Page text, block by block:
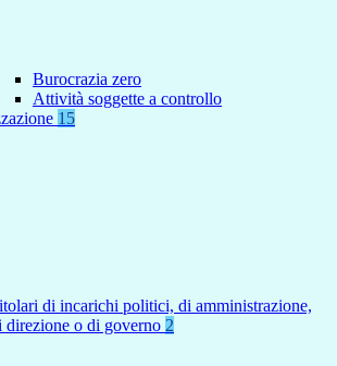
Burocrazia zero
Attività soggette a controllo
15
di incarichi politici, di amministrazione,
direzione o di governo 2